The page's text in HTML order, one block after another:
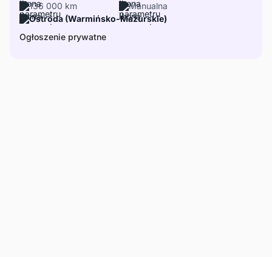
136 000 km
Manualna
Ostróda (Warmińsko-Mazurskie)
Ogłoszenie prywatne